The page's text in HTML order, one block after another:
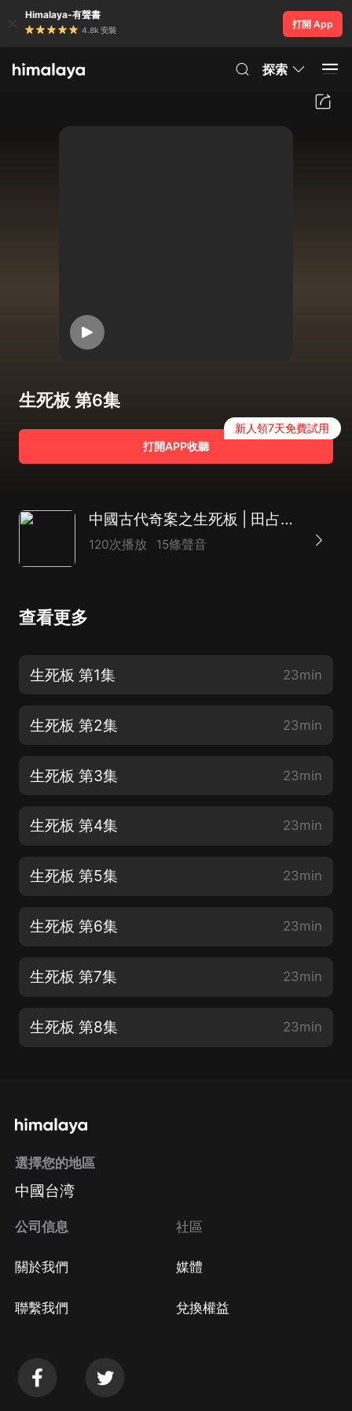
Himalaya-有聲書
4.8k 安裝
打開 App
探索
生死板 第6集
打開APP收聽
新人領7天免費試用
中國古代奇案之生死板 | 田占義評書
120次播放 15條聲音
查看更多
生死板 第1集 23min
生死板 第2集 23min
生死板 第3集 23min
生死板 第4集 23min
生死板 第5集 23min
生死板 第6集 23min
生死板 第7集 23min
生死板 第8集 23min
選擇您的地區
中國台湾
公司信息
關於我們
聯繫我們
社區
媒體
兌換權益